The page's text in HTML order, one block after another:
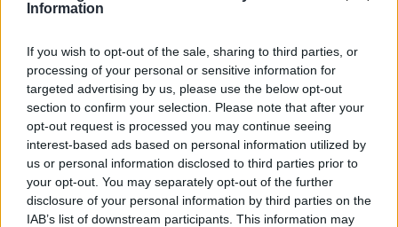
Information
If you wish to opt-out of the sale, sharing to third parties, or
processing of your personal or sensitive information for
targeted advertising by us, please use the below opt-out
section to confirm your selection. Please note that after your
opt-out request is processed you may continue seeing
interest-based ads based on personal information utilized by
us or personal information disclosed to third parties prior to
your opt-out. You may separately opt-out of the further
disclosure of your personal information by third parties on the
IAB’s list of downstream participants. This information may
Java
SNS integráció alap szolgáltatás
Organizer alap szolgáltatás
T9 szótár alkalmazás független szótár
Office alkalmazások
DV = Document viewer (Word,
Excel, PowerPoint, PDF)
Iránytũ Nincs